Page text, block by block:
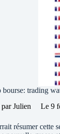
bourse: trading
Julien Le 9
résumer cette